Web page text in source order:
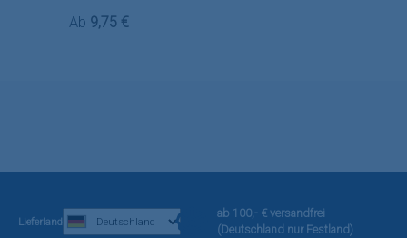
Regulärer Preis:
Ab 9,75 €
Lieferland
ab 100,- € versandfrei
(Deutschland nur Festland)